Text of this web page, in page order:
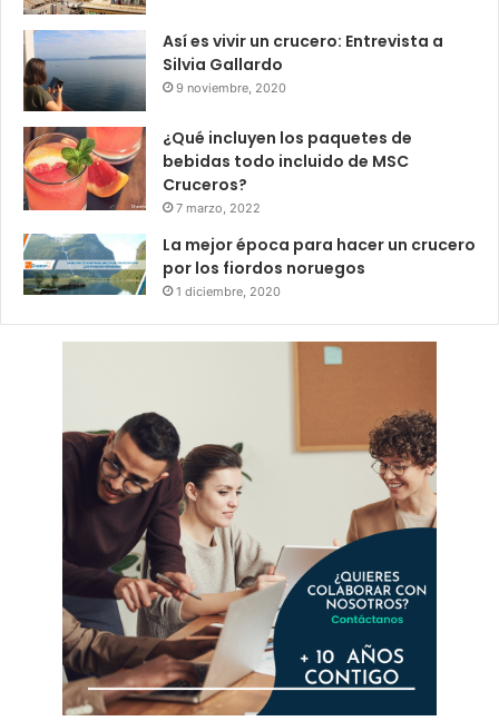
Así es vivir un crucero: Entrevista a
Silvia Gallardo
9 noviembre, 2020
¿Qué incluyen los paquetes de
bebidas todo incluido de MSC
Cruceros?
7 marzo, 2022
La mejor época para hacer un crucero
por los fiordos noruegos
1 diciembre, 2020